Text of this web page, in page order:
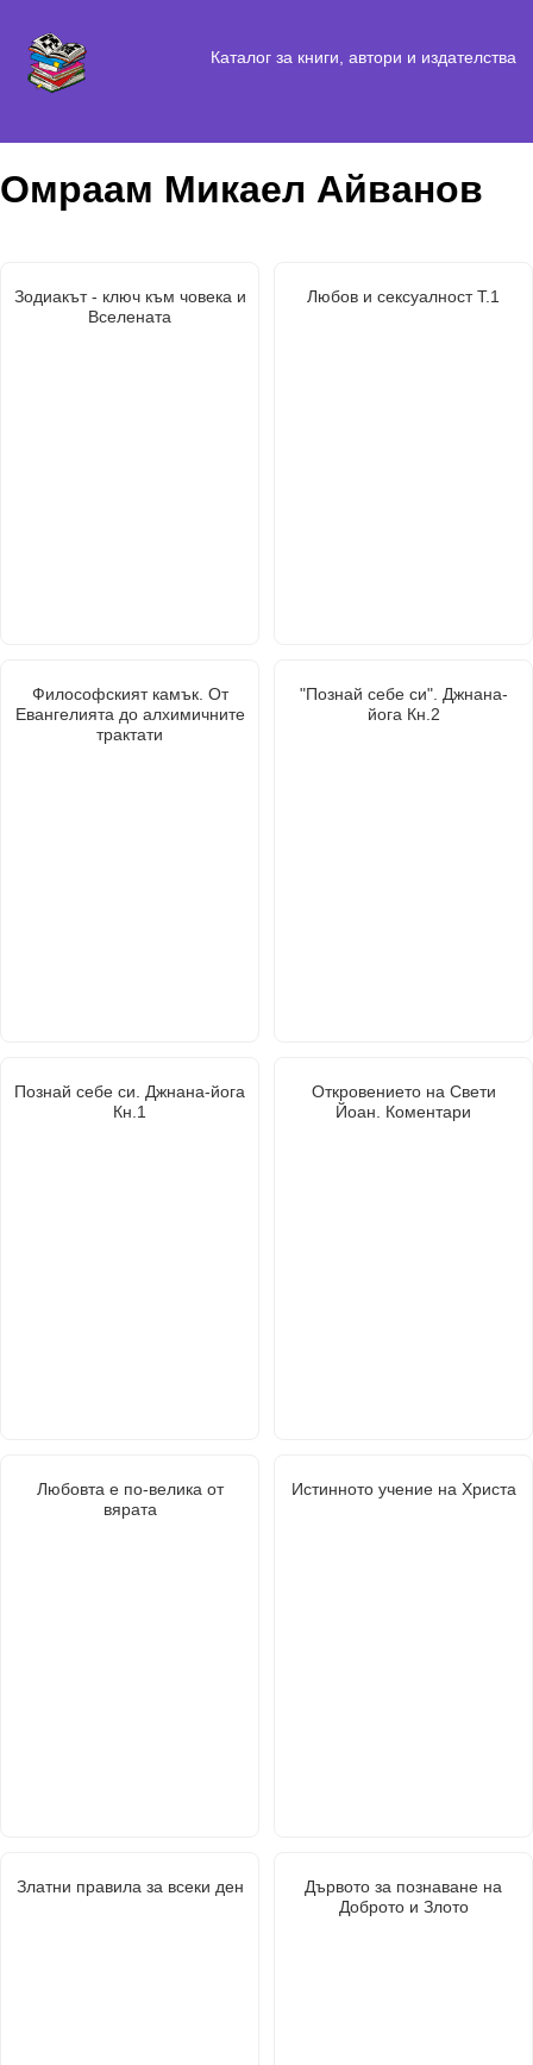
Каталог за книги, автори и издателства
Омраам Микаел Айванов
Зодиакът - ключ към човека и
Вселената
Любов и сексуалност Т.1
Философският камък. От
Евангелията до алхимичните
трактати
"Познай себе си". Джнана-
йога Кн.2
Познай себе си. Джнана-йога
Кн.1
Откровението на Свети
Йоан. Коментари
Любовта е по-велика от
вярата
Истинното учение на Христа
Златни правила за всеки ден
Дървото за познаване на
Доброто и Злото